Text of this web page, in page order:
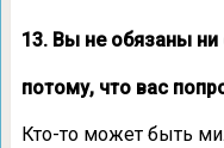
13. Вы не обязаны ни
потому, что вас
Кто-то может быть